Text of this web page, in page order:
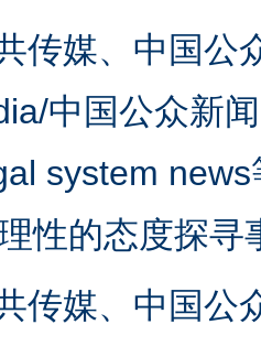
传媒、中国公
中国公众新
system
性的态度探寻
传媒、中国公
保障